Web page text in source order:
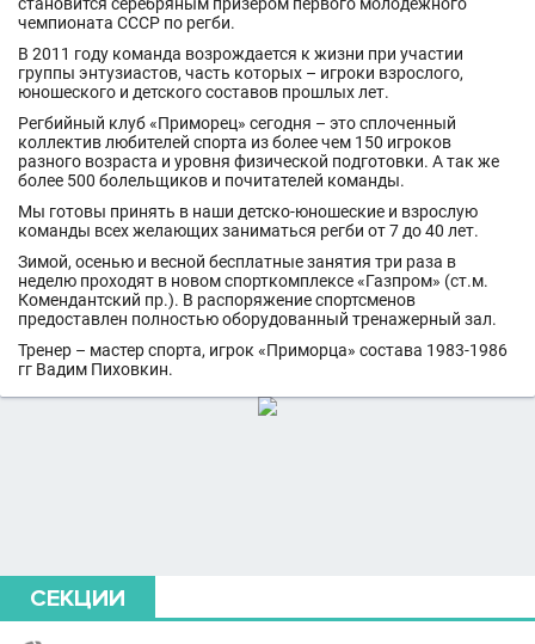
становится серебряным призёром первого молодёжного
чемпионата СССР по регби.
В 2011 году команда возрождается к жизни при участии
группы энтузиастов, часть которых – игроки взрослого,
юношеского и детского составов прошлых лет.
Регбийный клуб «Приморец» сегодня – это сплоченный
коллектив любителей спорта из более чем 150 игроков
разного возраста и уровня физической подготовки. А так же
более 500 болельщиков и почитателей команды.
Мы готовы принять в наши детско-юношеские и взрослую
команды всех желающих заниматься регби от 7 до 40 лет.
Зимой, осенью и весной бесплатные занятия три раза в
неделю проходят в новом спорткомплексе «Газпром» (ст.м.
Комендантский пр.). В распоряжение спортсменов
предоставлен полностью оборудованный тренажерный зал.
Тренер – мастер спорта, игрок «Приморца» состава 1983-1986
гг Вадим Пиховкин.
СЕКЦИИ